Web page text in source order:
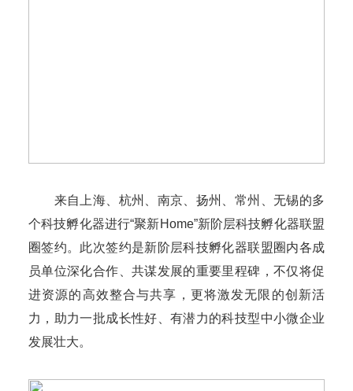
来自上海、杭州、南京、扬州、常州、无锡的多
个科技孵化器进行“聚新Home”新阶层科技孵化器联盟
圈签约。此次签约是新阶层科技孵化器联盟圈内各成
员单位深化合作、共谋发展的重要里程碑，不仅将促
进资源的高效整合与共享，更将激发无限的创新活
力，助力一批成长性好、有潜力的科技型中小微企业
发展壮大。